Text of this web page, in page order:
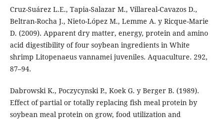
Cruz-Suárez L.E., Tapia-Salazar M., Villareal-Cavazos D.,
Beltran-Rocha J., Nieto-López M., Lemme A. y Ricque-Marie
D. (2009). Apparent dry matter, energy, protein and amino
acid digestibility of four soybean ingredients in White
shrimp Litopenaeus vannamei juveniles. Aquaculture. 292,
87–94.
Dabrowski K., Poczycynski P., Koek G. y Berger B. (1989).
Effect of partial or totally replacing fish meal protein by
soybean meal protein on grow, food utilization and